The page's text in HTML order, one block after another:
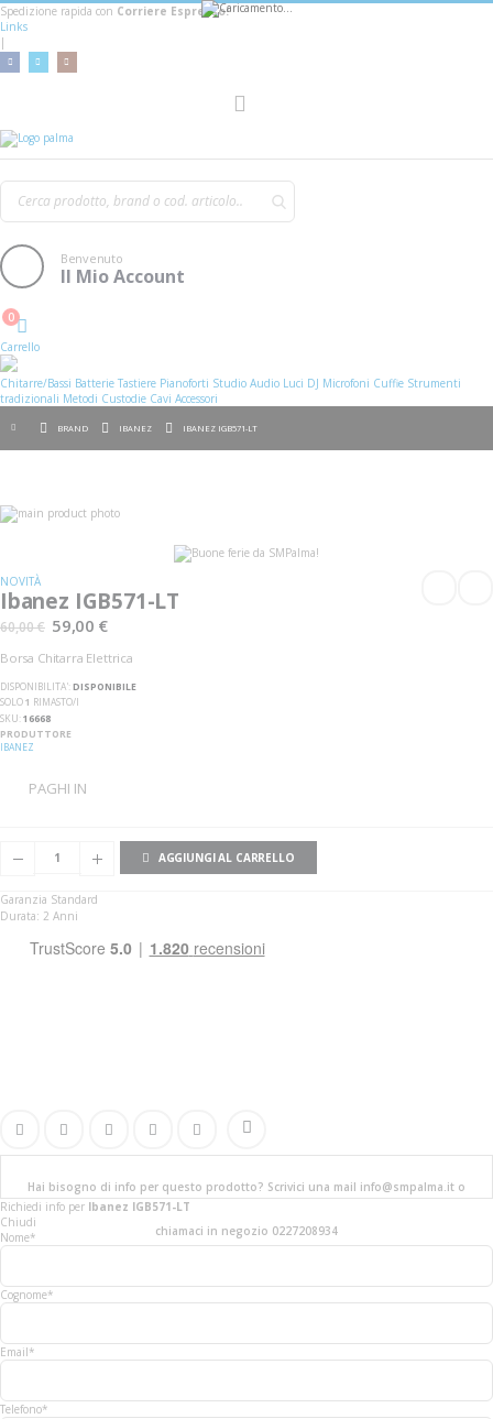
Spedizione rapida con Corriere Espresso!
Links
|
Benvenuto
Il Mio Account
Cart
0
Carrello
Chitarre/Bassi Batterie Tastiere Pianoforti Studio Audio Luci DJ Microfoni Cuffie Strumenti
tradizionali Metodi Custodie Cavi Accessori
BRAND IBANEZ IBANEZ IGB571-LT
Vai
alla
galleria
di
immagini
galleria
di
immagini
NOVITÀ
Ibanez IGB571-LT
60,00 € 59,00 €
Borsa Chitarra Elettrica
DISPONIBILITA':DISPONIBILE
SOLO1 RIMASTO/I
SKU 16668
PRODUTTORE
IBANEZ
PAGHI IN
AGGIUNGI AL CARRELLO
Garanzia Standard
Durata: 2 Anni
Hai bisogno di info per questo prodotto? Scrivici una mail info@smpalma.it o
chiamaci in negozio 0227208934
Richiedi info per Ibanez IGB571-LT
Chiudi
Nome*
Cognome*
Email*
Telefono*